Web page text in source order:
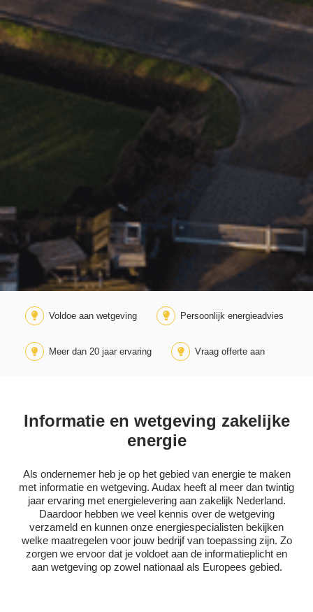
Voldoe aan wetgeving Persoonlijk energieadvies
Meer dan 20 jaar ervaring Vraag offerte aan
Informatie en wetgeving zakelijke
energie
Als ondernemer heb je op het gebied van energie te maken
met informatie en wetgeving. Audax heeft al meer dan twintig
jaar ervaring met energielevering aan zakelijk Nederland.
Daardoor hebben we veel kennis over de wetgeving
verzameld en kunnen onze energiespecialisten bekijken
welke maatregelen voor jouw bedrijf van toepassing zijn. Zo
zorgen we ervoor dat je voldoet aan de informatieplicht en
aan wetgeving op zowel nationaal als Europees gebied.